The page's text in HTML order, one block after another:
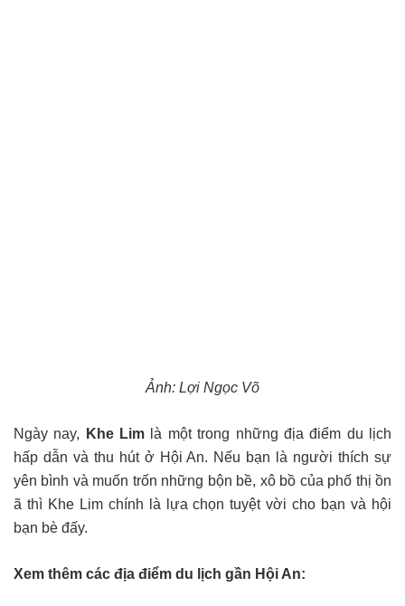
Ảnh: Lợi Ngọc Võ
Ngày nay, Khe Lim là một trong những địa điểm du lịch
hấp dẫn và thu hút ở Hội An. Nếu bạn là người thích sự
yên bình và muốn trốn những bộn bề, xô bồ của phố thị ồn
ã thì Khe Lim chính là lựa chọn tuyệt vời cho bạn và hội
bạn bè đấy.
Xem thêm các địa điểm du lịch gần Hội An: